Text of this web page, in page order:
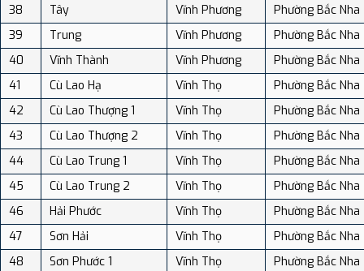
38
Tây Vĩnh Phương
Phường Bắc
39
Trung Vĩnh Phương
Phường Bắc
40
Vĩnh Thành Vĩnh Phương
Phường Bắc
41
Cù Lao Hạ Vĩnh Thọ
Phường Bắc
42
Cù Lao Thượng 1 Vĩnh Thọ
Phường Bắc
43
Cù Lao Thượng 2 Vĩnh Thọ
Phường Bắc
44
Cù Lao Trung 1 Vĩnh Thọ
Phường Bắc
45
Cù Lao Trung 2 Vĩnh Thọ
Phường Bắc
46
Hải Phước Vĩnh Thọ
Phường Bắc
47
Sơn Hải Vĩnh Thọ
Phường Bắc
48
Sơn Phước 1 Vĩnh Thọ
Phường Bắc